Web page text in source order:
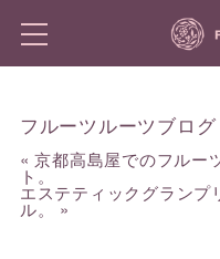
フルーツルーツブロ
«京都高島屋でのフルー
ト。
エステティックグランプ
ル。 »